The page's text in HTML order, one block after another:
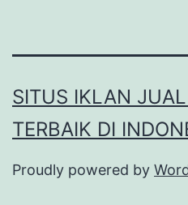
SITUS IKLAN
TERBAIK DI
Proudly powered by